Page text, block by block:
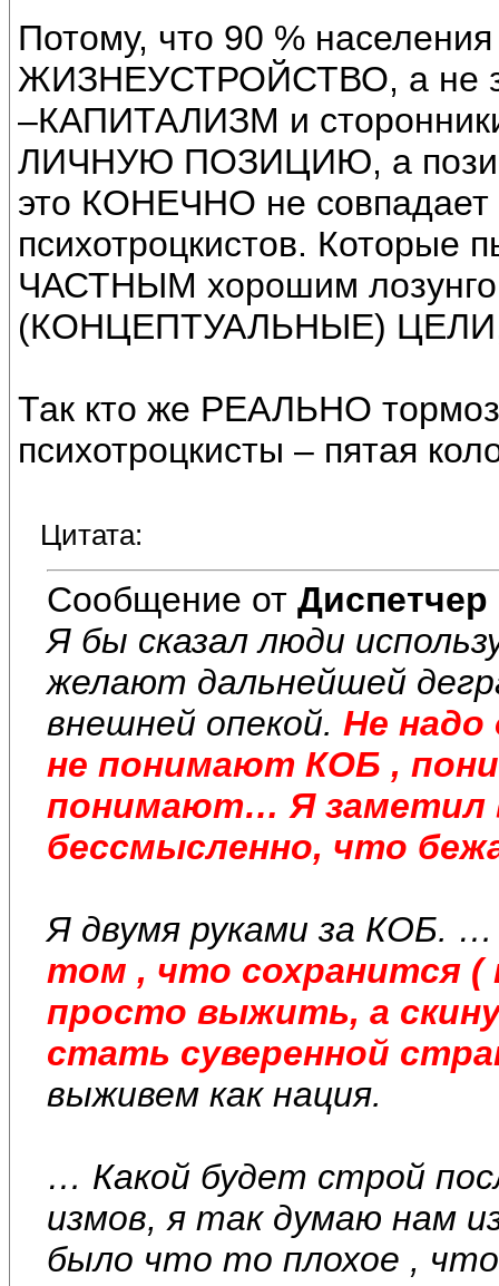
Потому, что 90 %
ЖИЗНЕУСТРОЙСТВО, а не
–КАПИТАЛИЗМ и
ЛИЧНУЮ ПОЗИЦИЮ, а
это КОНЕЧНО не
психотроцкистов. Которые
ЧАСТНЫМ хорошим
(КОНЦЕПТУАЛЬНЫЕ) ЦЕЛИ,
Так кто же РЕАЛЬНО
психотроцкисты – пятая
Цитата:
Сообщение от Диспетчер
Я бы сказал люди
желают дальнейшей
внешней опекой. Не
не понимают КОБ ,
понимают… Я заметил
бессмысленно, что
Я двумя руками за КОБ.
том , что сохранится (
просто выжить, а
стать суверенной
выживем как нация.
… Какой будет строй
измов, я так думаю нам
было что то плохое ,